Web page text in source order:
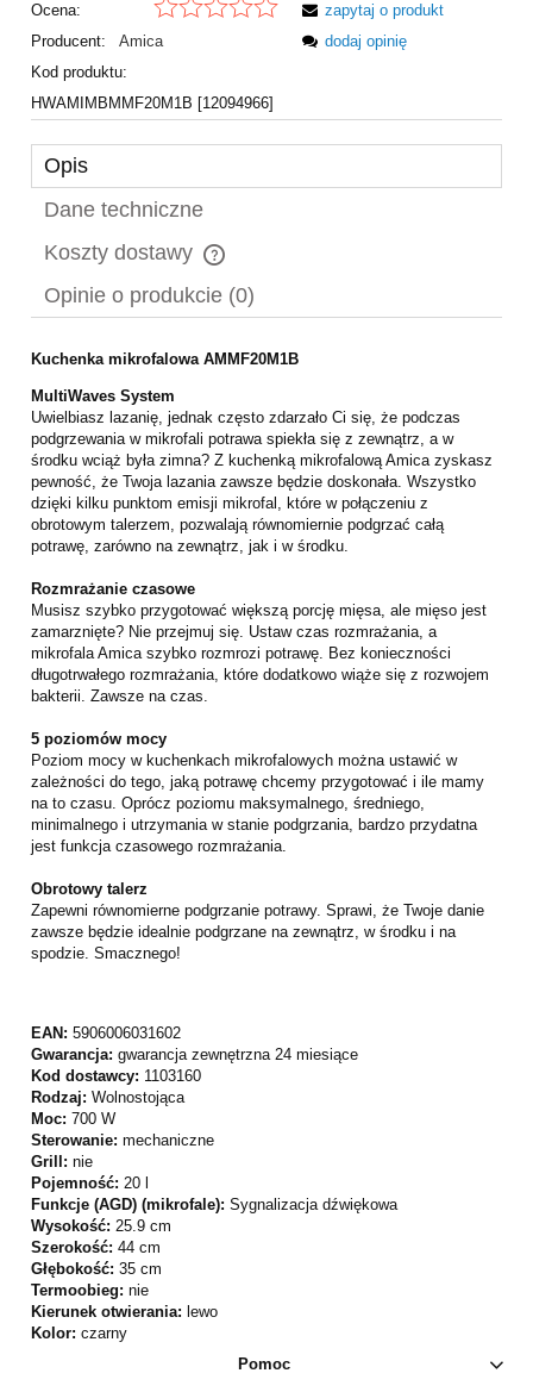
Ocena:
Producent:
Amica
Kod produktu:
HWAMIMBMMF20M1B [12094966]
zapytaj o produkt
dodaj opinię
Opis
Dane techniczne
Koszty dostawy
Cena nie zawiera ewentualnych kosztów płatności
Opinie o produkcie (0)
Kuchenka mikrofalowa AMMF20M1B
MultiWaves System
Uwielbiasz lazanię, jednak często zdarzało Ci się, że podczas
podgrzewania w mikrofali potrawa spiekła się z zewnątrz, a w
środku wciąż była zimna? Z kuchenką mikrofalową Amica zyskasz
pewność, że Twoja lazania zawsze będzie doskonała. Wszystko
dzięki kilku punktom emisji mikrofal, które w połączeniu z
obrotowym talerzem, pozwalają równomiernie podgrzać całą
potrawę, zarówno na zewnątrz, jak i w środku.
Rozmrażanie czasowe
Musisz szybko przygotować większą porcję mięsa, ale mięso jest
zamarznięte? Nie przejmuj się. Ustaw czas rozmrażania, a
mikrofala Amica szybko rozmrozi potrawę. Bez konieczności
długotrwałego rozmrażania, które dodatkowo wiąże się z rozwojem
bakterii. Zawsze na czas.
5 poziomów mocy
Poziom mocy w kuchenkach mikrofalowych można ustawić w
zależności do tego, jaką potrawę chcemy przygotować i ile mamy
na to czasu. Oprócz poziomu maksymalnego, średniego,
minimalnego i utrzymania w stanie podgrzania, bardzo przydatna
jest funkcja czasowego rozmrażania.
Obrotowy talerz
Zapewni równomierne podgrzanie potrawy. Sprawi, że Twoje danie
zawsze będzie idealnie podgrzane na zewnątrz, w środku i na
spodzie. Smacznego!
EAN: 5906006031602
Gwarancja: gwarancja zewnętrzna 24 miesiące
Kod dostawcy: 1103160
Rodzaj: Wolnostojąca
Moc: 700 W
Sterowanie: mechaniczne
Grill: nie
Pojemność: 20 l
Funkcje (AGD) (mikrofale): Sygnalizacja dźwiękowa
Wysokość: 25.9 cm
Szerokość: 44 cm
Głębokość: 35 cm
Termoobieg: nie
Kierunek otwierania: lewo
Kolor: czarny
Pomoc